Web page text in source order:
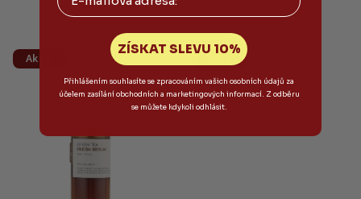
Akce
ZÍSKAT SLEVU 10%
Přihlášením souhlasíte se zpracováním vašich osobních údajů za
účelem zasílání obchodních a marketingových informací. Z odběru
se můžete kdykoli odhlásit.